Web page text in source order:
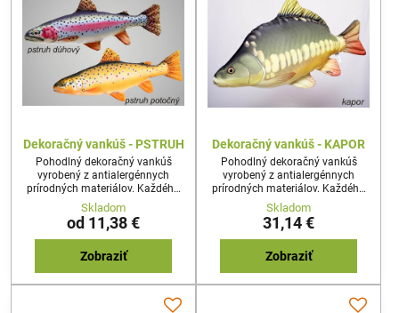
Dekoračný vankúš - PSTRUH
Pohodlný dekoračný vankúš
vyrobený z antialergénnych
prírodných materiálov. Každého
prekvapí reálny tvar a dizajn
vankúša. Najideálnejší darček pre
každého nadšenca rybolovu,
alebo milovníka prírody.
Skladom
od 11,38 €
Zobraziť
Dekoračný vankúš - KAPOR
Pohodlný dekoračný vankúš
vyrobený z antialergénnych
prírodných materiálov. Každého
prekvapí reálny tvar a dizajn
vankúša. Najideálnejší darček pre
každého nadšenca rybolovu,
alebo milovníka prírody.
Skladom
31,14 €
Zobraziť